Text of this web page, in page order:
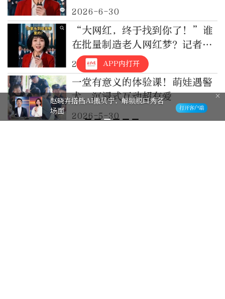
2026-6-30
“大网红，终于找到你了！”谁
在批量制造老人网红梦？记者调
查→
2026-6-30
一堂有意义的体验课！萌娃遇警
犬，沉浸式互动超有爱
2026-5-30
APP内打开
赵晓卉搭档AI撒贝宁，解锁脱口秀名
场面